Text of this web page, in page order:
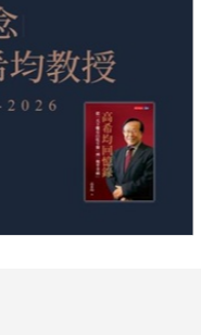
智
事
行各業市民跑者、身障